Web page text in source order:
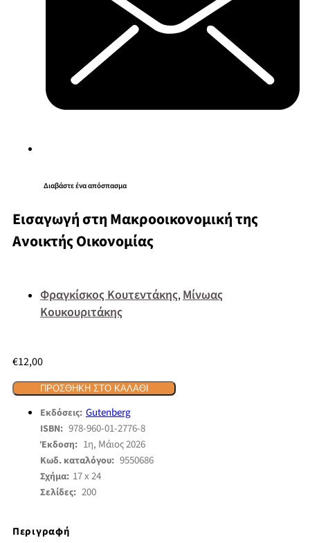
Διαβάστε ένα απόσπασμα
Εισαγωγή στη Μακροοικονομική της
Ανοικτής Οικονομίας
Φραγκίσκος Κουτεντάκης,Μίνωας
Κουκουριτάκης
€12,00
ΠΡΟΣΘΉΚΗ ΣΤΟ ΚΑΛΆΘΙ
Εκδόσεις: Gutenberg
ISBN: 978-960-01-2776-8
Έκδοση: 1η, Μάιος 2026
Κωδ. καταλόγου: 9550686
Σχήμα: 17 x 24
Σελίδες: 200
Περιγραφή